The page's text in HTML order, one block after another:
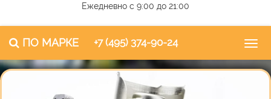
Ежедневно с 9:00 до 21:00
ПО МАРКЕ +7 (495) 374-90-24